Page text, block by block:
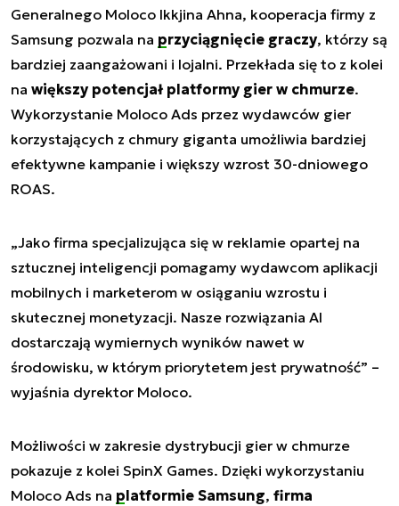
Generalnego Moloco Ikkjina Ahna, kooperacja firmy z
Samsung pozwala na przyciągnięcie graczy, którzy są
bardziej zaangażowani i lojalni. Przekłada się to z kolei
na większy potencjał platformy gier w chmurze.
Wykorzystanie Moloco Ads przez wydawców gier
korzystających z chmury giganta umożliwia bardziej
efektywne kampanie i większy wzrost 30-dniowego
ROAS.
„Jako firma specjalizująca się w reklamie opartej na
sztucznej inteligencji pomagamy wydawcom aplikacji
mobilnych i marketerom w osiąganiu wzrostu i
skutecznej monetyzacji. Nasze rozwiązania AI
dostarczają wymiernych wyników nawet w
środowisku, w którym priorytetem jest prywatność” –
wyjaśnia dyrektor Moloco.
Możliwości w zakresie dystrybucji gier w chmurze
pokazuje z kolei SpinX Games. Dzięki wykorzystaniu
Moloco Ads na platformie Samsung, firma